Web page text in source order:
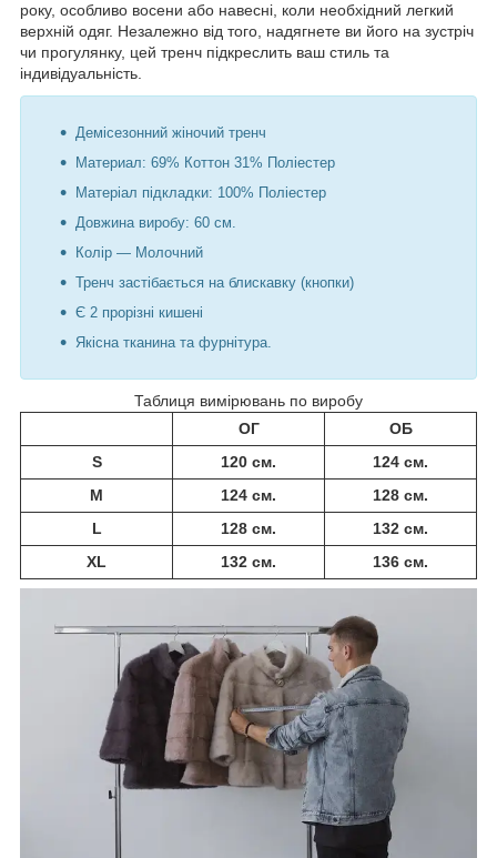
року, особливо восени або навесні, коли необхідний легкий
верхній одяг. Незалежно від того, надягнете ви його на зустріч
чи прогулянку, цей тренч підкреслить ваш стиль та
індивідуальність.
Демісезонний жіночий тренч
Материал: 69% Коттон 31% Поліестер
Матеріал підкладки: 100% Поліестер
Довжина виробу: 60 см.
Колір — Молочний
Тренч застібається на блискавку (кнопки)
Є 2 прорізні кишені
Якісна тканина та фурнітура.
Таблиця вимірювань по виробу
ОГ
ОБ
S
120 см.
124 см.
M
124 см.
128 см.
L
128 см.
132 см.
XL
132 см. 136 см.